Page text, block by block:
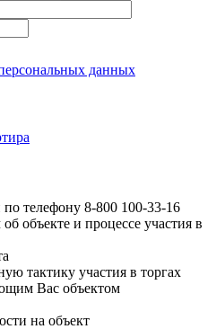
данных
по телефону 8-800 100-33-16
объекте и процессе участия в
тактику участия в торгах
Вас объектом
на объект